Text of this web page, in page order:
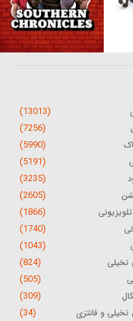
(13013)
(7256)
(5990)
(5191)
(3235)
(2605)
(1866)
(1740)
(1043)
تخیلی (824)
(505)
(309)
تخیلی و فانتزی (34)